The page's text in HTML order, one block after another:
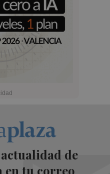
de
en tu correo